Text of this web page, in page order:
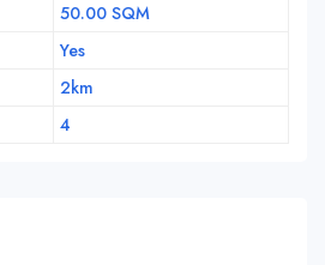
50.00 SQM
Yes
2km
4